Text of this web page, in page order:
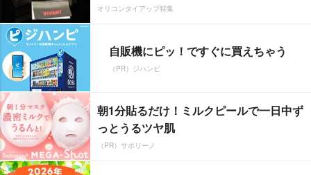
オリコンタイアップ特集
自販機にピッ！ですぐに買えちゃう
（PR）ジハンピ
朝1分貼るだけ！ミルクピールで一日中ず
っとうるツヤ肌
（PR）サボリーノ